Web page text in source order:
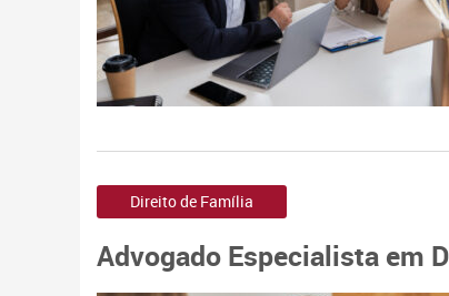
Direito de Família
Advogado Especialista em